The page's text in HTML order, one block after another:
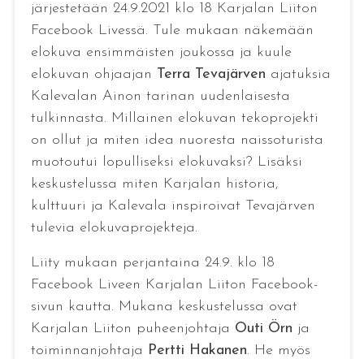
järjestetään 24.9.2021 klo 18 Karjalan Liiton
Facebook Livessä. Tule mukaan näkemään
elokuva ensimmäisten joukossa ja kuule
elokuvan ohjaajan Terra Tevajärven ajatuksia
Kalevalan Ainon tarinan uudenlaisesta
tulkinnasta. Millainen elokuvan tekoprojekti
on ollut ja miten idea nuoresta naissoturista
muotoutui lopulliseksi elokuvaksi? Lisäksi
keskustelussa miten Karjalan historia,
kulttuuri ja Kalevala inspiroivat Tevajärven
tulevia elokuvaprojekteja.
Liity mukaan perjantaina 24.9. klo 18
Facebook Liveen Karjalan Liiton Facebook-
sivun kautta. Mukana keskustelussa ovat
Karjalan Liiton puheenjohtaja Outi Örn ja
toiminnanjohtaja Pertti Hakanen. He myös